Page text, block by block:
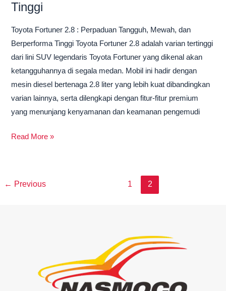
Tinggi
Toyota Fortuner 2.8 : Perpaduan Tangguh, Mewah, dan
Berperforma Tinggi Toyota Fortuner 2.8 adalah varian tertinggi
dari lini SUV legendaris Toyota Fortuner yang dikenal akan
ketangguhannya di segala medan. Mobil ini hadir dengan
mesin diesel bertenaga 2.8 liter yang lebih kuat dibandingkan
varian lainnya, serta dilengkapi dengan fitur-fitur premium
yang menunjang kenyamanan dan keamanan pengemudi
Read More »
← Previous 1 2